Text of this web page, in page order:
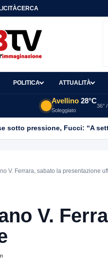
CERCA
POLITICA ATTUALITÀ
Avellino 28°C
Soleggiato
36°
sotto pressione, Fucci: “A
V. Ferrara, sabato la presentazione
V.